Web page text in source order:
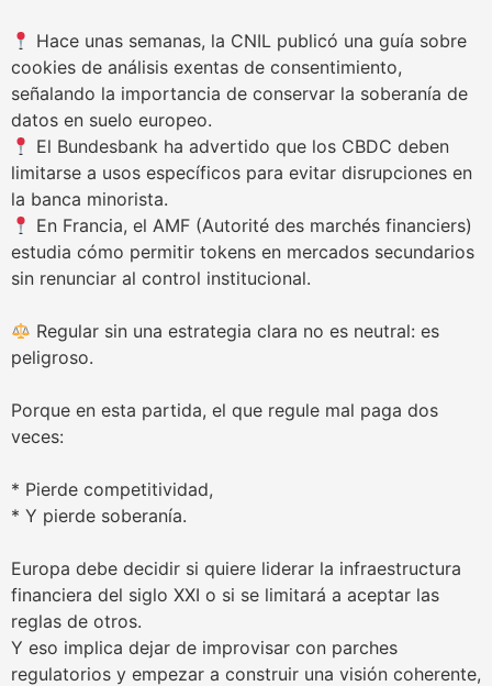
Hace unas semanas, la CNIL publicó una guía sobre
cookies de análisis exentas de consentimiento,
señalando la importancia de conservar la soberanía de
datos en suelo europeo.
El Bundesbank ha advertido que los CBDC deben
limitarse a usos específicos para evitar disrupciones en
la banca minorista.
En Francia, el AMF (Autorité des marchés financiers)
estudia cómo permitir tokens en mercados secundarios
sin renunciar al control institucional.
Regular sin una estrategia clara no es neutral: es
peligroso.
Porque en esta partida, el que regule mal paga dos
veces:
* Pierde competitividad,
* Y pierde soberanía.
Europa debe decidir si quiere liderar la infraestructura
financiera del siglo XXI o si se limitará a aceptar las
reglas de otros.
Y eso implica dejar de improvisar con parches
regulatorios y empezar a construir una visión coherente,